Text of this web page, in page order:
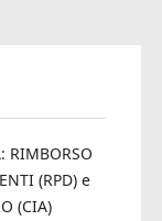
RIMBORSO
(RPD) e
(CIA)